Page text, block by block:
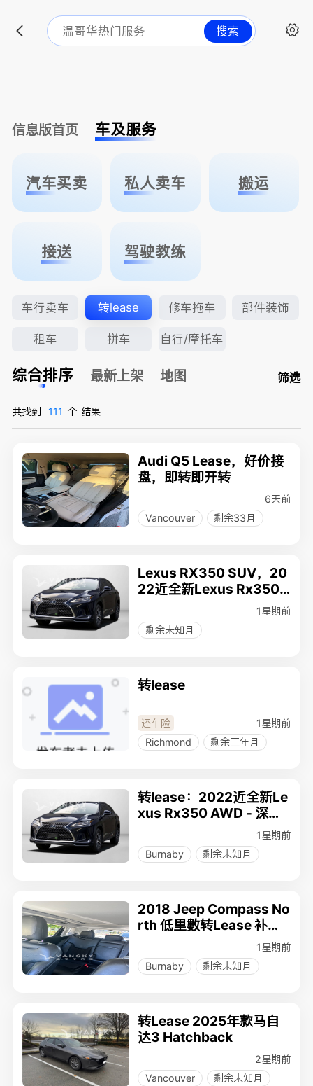
搜索
信息版首页 车及服务
汽车买卖 私人卖车 搬运
接送 驾驶教练
车行卖车 转lease 修车拖车 部件装饰
租车 拼车 自行/摩托车
综合排序 最新上架 地图 筛选
共找到 111 个 结果
Audi Q5 Lease，好价接
盘，即转即开转
6天前
Vancouver
剩余33月
Lexus RX350 SUV，20
22近全新Lexus Rx350
AWD，深蓝外饰 + 棕色
内饰
1星期前
剩余未知月
转lease
还车险
1星期前
Richmond
剩余三年月
转lease：2022近全新Le
xus Rx350 AWD - 深蓝
外饰 + 棕色内饰，高级耐
看经典配色！
1星期前
Burnaby
剩余未知月
2018 Jeep Compass No
rth 低里數转Lease 补现1
1星期前
Burnaby
剩余未知月
转Lease 2025年款马自
达3 Hatchback
2星期前
Vancouver
剩余未知月